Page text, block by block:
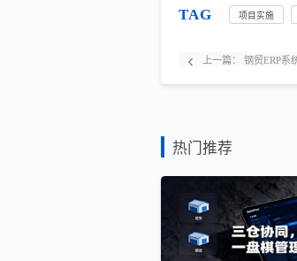
TAG 项目实施
上一篇： 钢贸ERP系
热门推荐